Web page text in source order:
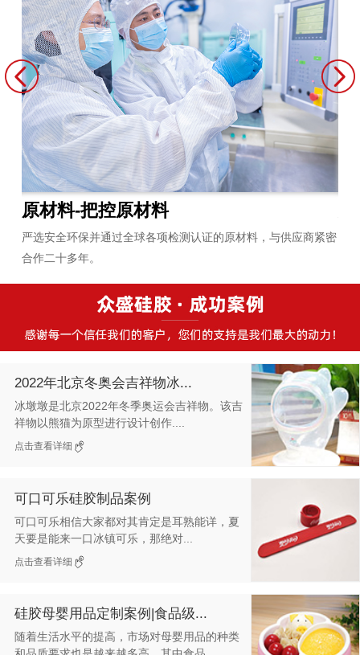
原材料-把控原材料
严选安全环保并通过全球各项检测认证的原材料，与供应商紧密
合作二十多年。
2022年北京冬奥会吉祥物冰...
冰墩墩是北京2022年冬季奥运会吉祥物。该吉
祥物以熊猫为原型进行设计创作....
点击查看详细
可口可乐硅胶制品案例
可口可乐相信大家都对其肯定是耳熟能详，夏
天要是能来一口冰镇可乐，那绝对...
点击查看详细
硅胶母婴用品定制案例|食品级...
随着生活水平的提高，市场对母婴用品的种类